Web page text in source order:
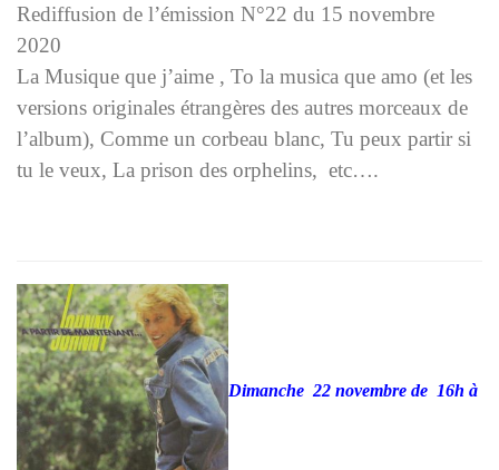
Rediffusion de l’émission N°22 du 15 novembre
2020
La Musique que j’aime , To la musica que amo (et les
versions originales étrangères des autres morceaux de
l’album), Comme un corbeau blanc, Tu peux partir si
tu le veux, La prison des orphelins, etc….
Dimanche 22 novembre de 16h à